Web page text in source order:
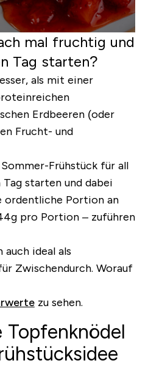
mal fruchtig und
Tag starten?
als mit einer
Erdbeeren (oder
Frucht- und
Frühstück für all
Tag starten und dabei
ordentliche Portion an
pro Portion– zuführen
auch ideal als
Zwischendurch. Worauf
zu sehen.
Topfenknödel